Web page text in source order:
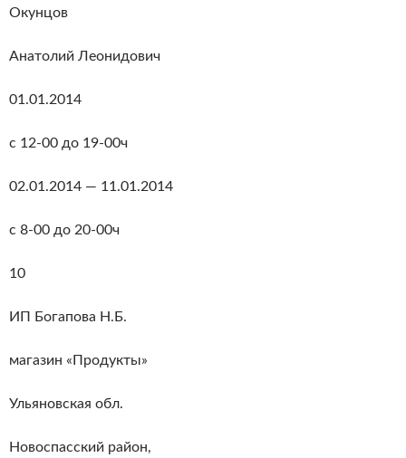
Окунцов
Анатолий Леонидович
01.01.2014
с 12-00 до 19-00ч
02.01.2014 — 11.01.2014
с 8-00 до 20-00ч
10
ИП Богапова Н.Б.
магазин «Продукты»
Ульяновская обл.
Новоспасский район,